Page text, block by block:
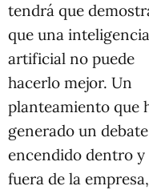
tendrá que
que una inteligencia
artificial no puede
hacerlo mejor. Un
planteamiento que
generado un debate
encendido dentro y
fuera de la